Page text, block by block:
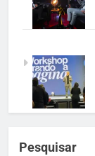
Pesquisar